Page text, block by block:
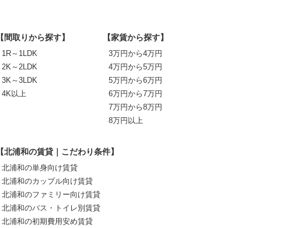
【間取りから探す】
1R～1LDK
2K～2LDK
3K～3LDK
4K以上
【家賃から探す】
3万円から4万円
4万円から5万円
5万円から6万円
6万円から7万円
7万円から8万円
8万円以上
【北浦和の賃貸｜こだわり条件】
北浦和の単身向け賃貸
北浦和のカップル向け賃貸
北浦和のファミリー向け賃貸
北浦和のバス・トイレ別賃貸
北浦和の初期費用安め賃貸